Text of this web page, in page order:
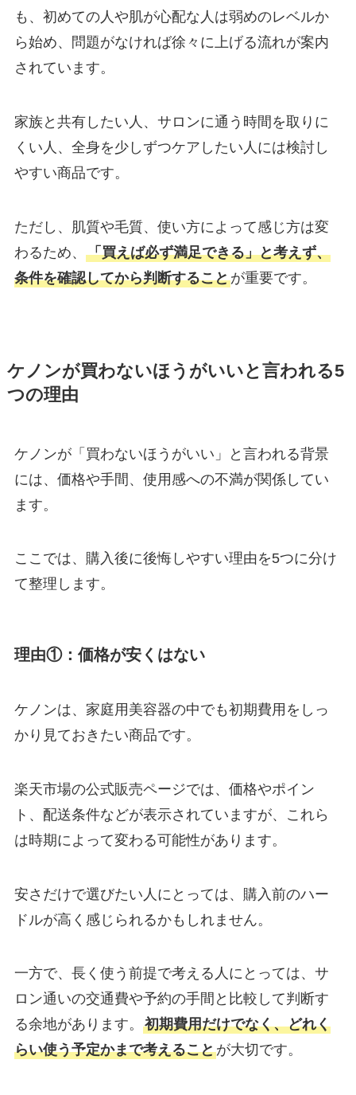
も、初めての人や肌が心配な人は弱めのレベルか
ら始め、問題がなければ徐々に上げる流れが案内
されています。
家族と共有したい人、サロンに通う時間を取りに
くい人、全身を少しずつケアしたい人には検討し
やすい商品です。
ただし、肌質や毛質、使い方によって感じ方は変
わるため、 「買えば必ず満足できる」と考えず、
条件を確認してから判断することが重要です。
ケノンが買わないほうがいいと言われる5
つの理由
ケノンが「買わないほうがいい」と言われる背景
には、価格や手間、使用感への不満が関係してい
ます。
ここでは、購入後に後悔しやすい理由を5つに分け
て整理します。
理由①：価格が安くはない
ケノンは、家庭用美容器の中でも初期費用をしっ
かり見ておきたい商品です。
楽天市場の公式販売ページでは、価格やポイン
ト、配送条件などが表示されていますが、これら
は時期によって変わる可能性があります。
安さだけで選びたい人にとっては、購入前のハー
ドルが高く感じられるかもしれません。
一方で、長く使う前提で考える人にとっては、サ
ロン通いの交通費や予約の手間と比較して判断す
る余地があります。 初期費用だけでなく、どれく
らい使う予定かまで考えることが大切です。